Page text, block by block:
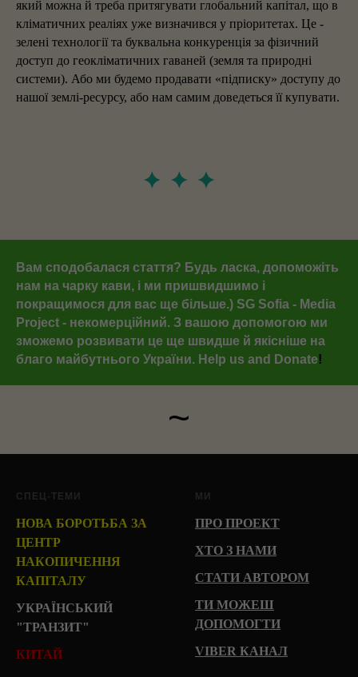
який можна й треба притягувати глобальний капітал, що в
кліматичних реаліях уже визначився у пріоритетах. Це -
зелені технології та буквальна конкуренція за фізичний
доступ до геокліматичних гаваней (земля та природні
системи). Або ми будемо продавати «підписку» доступу до
нашої землі-ресурсу, або нам самим доведеться її купувати.
Вам сподобалася стаття? Будь ласка, допоможіть
нам на чарку кави, і ми пришвидшимо і
покращимося для вас ще більше.) SG Sofia - Media
Project - некомерційний. З вашою допомогою ми
зможемо розвивати це ще швидше й якісніше на
благо майбутнього України. Help us and Donate!
~
СПЕЦ-ТЕМИ
НОВА БОРОТЬБА ЗА
ЦЕНТР
НАКОПИЧЕННЯ
КАПІТАЛУ
УКРАЇНСЬКИЙ
"ТРАНЗИТ"
КИТАЙ
МИ
ПРО ПРОЕКТ
ХТО З НАМИ
СТАТИ АВТОРОМ
ТИ МОЖЕШ
ДОПОМОГТИ
VIBER КАНАЛ